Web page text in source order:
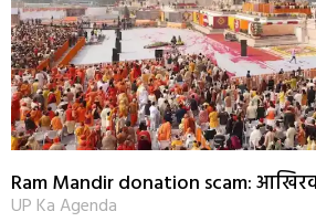
Ram Mandir donation scam:
UP Ka Agenda